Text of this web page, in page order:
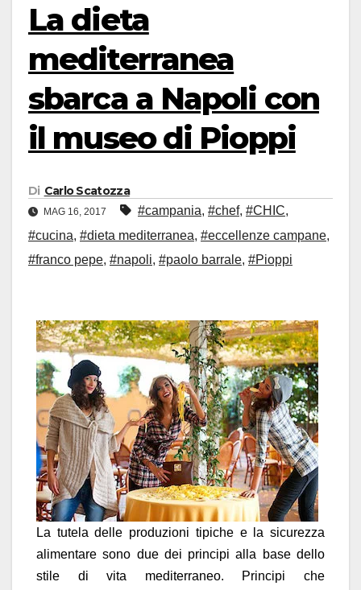
La dieta
mediterranea
sbarca a Napoli con
il museo di Pioppi
Di Carlo Scatozza
MAG 16, 2017 #campania, #chef, #CHIC,
#cucina, #dieta mediterranea, #eccellenze campane,
#franco pepe, #napoli, #paolo barrale, #Pioppi
La tutela delle produzioni tipiche e la sicurezza
alimentare sono due dei principi alla base dello
stile di vita mediterraneo. Principi che